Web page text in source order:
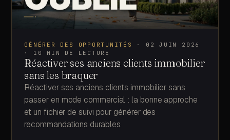
GÉNÉRER DES OPPORTUNITÉS · 02 JUIN 2026
· 10 MIN DE LECTURE
Réactiver ses anciens clients immobilier
sans les braquer
Réactiver ses anciens clients immobilier sans
passer en mode commercial : la bonne approche
et un fichier de suivi pour générer des
recommandations durables.